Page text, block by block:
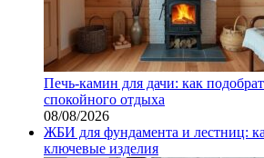
Печь-камин для дачи: как
спокойного отдыха
08/08/2026
ЖБИ для фундамента и лестниц:
ключевые изделия